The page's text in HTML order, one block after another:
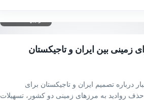
زمینی بین ایران و تاجیکستان
درباره تصمیم ایران و تاجیکستان برای
روادید به مرزهای زمینی دو کشور، تسهیلات